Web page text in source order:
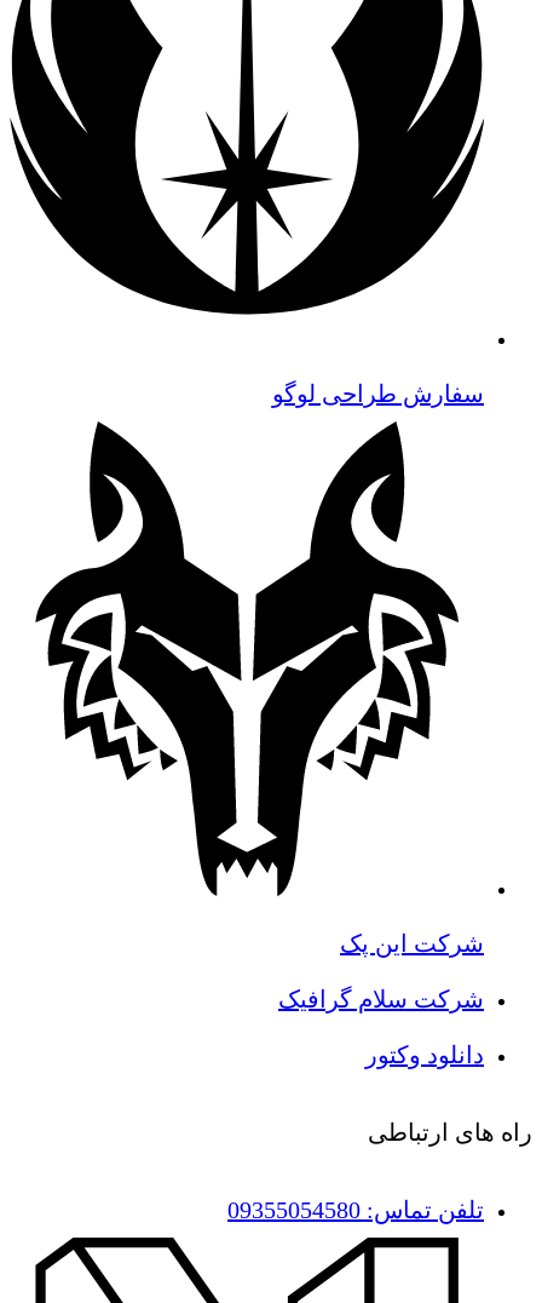
سفارش طراحی لوگو
شرکت این پک
شرکت سلام گرافیک
دانلود وکتور
راه های ارتباطی
تلفن تماس: 09355054580